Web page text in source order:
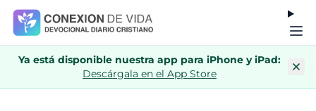
Ya está disponible nuestra app para iPhone y iPad:
Descárgala en el App Store